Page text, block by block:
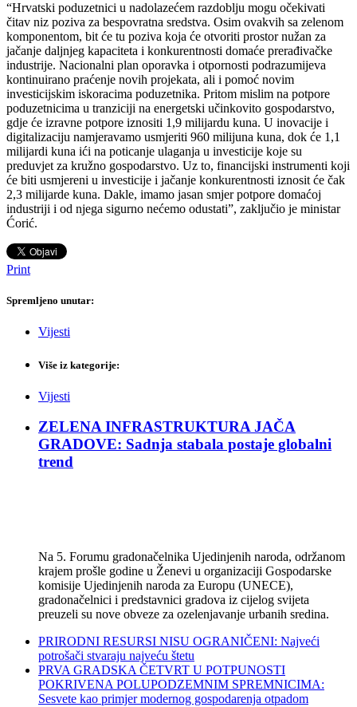
“Hrvatski poduzetnici u nadolazećem razdoblju mogu očekivati
čitav niz poziva za bespovratna sredstva. Osim ovakvih sa zelenom
komponentom, bit će tu poziva koja će otvoriti prostor nužan za
jačanje daljnjeg kapaciteta i konkurentnosti domaće prerađivačke
industrije. Nacionalni plan oporavka i otpornosti podrazumijeva
kontinuirano praćenje novih projekata, ali i pomoć novim
investicijskim iskoracima poduzetnika. Pritom mislim na potpore
poduzetnicima u tranziciji na energetski učinkovito gospodarstvo,
gdje će izravne potpore iznositi 1,9 milijardu kuna. U inovacije i
digitalizaciju namjeravamo usmjeriti 960 milijuna kuna, dok će 1,1
milijardi kuna ići na poticanje ulaganja u investicije koje su
preduvjet za kružno gospodarstvo. Uz to, financijski instrumenti koji
će biti usmjereni u investicije i jačanje konkurentnosti iznosit će čak
2,3 milijarde kuna. Dakle, imamo jasan smjer potpore domaćoj
industriji i od njega sigurno nećemo odustati”, zaključio je ministar
Ćorić.
Print
Spremljeno unutar:
Vijesti
Više iz kategorije:
Vijesti
ZELENA INFRASTRUKTURA JAČA
GRADOVE: Sadnja stabala postaje globalni
trend
Na 5. Forumu gradonačelnika Ujedinjenih naroda, održanom
krajem prošle godine u Ženevi u organizaciji Gospodarske
komisije Ujedinjenih naroda za Europu (UNECE),
gradonačelnici i predstavnici gradova iz cijelog svijeta
preuzeli su nove obveze za ozelenjavanje urbanih sredina.
PRIRODNI RESURSI NISU OGRANIČENI: Najveći
potrošači stvaraju najveću štetu
PRVA GRADSKA ČETVRT U POTPUNOSTI
POKRIVENA POLUPODZEMNIM SPREMNICIMA:
Sesvete kao primjer modernog gospodarenja otpadom